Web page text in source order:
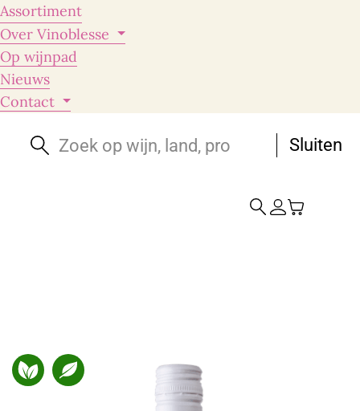
Assortiment
Over Vinoblesse
Op wijnpad
Nieuws
Contact
Sluiten